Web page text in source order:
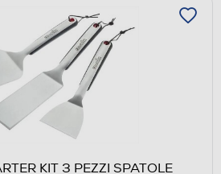
KIT 3 PEZZI SPATOLE